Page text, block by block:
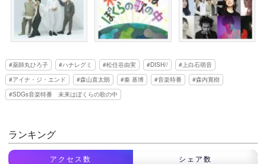
薬師丸ひろ子 ハナレグミ 松任谷由実 DISH//
上白石萌音
アイナ・ジ・エンド
森山直太朗 秦 基博 音楽特番
森内寛樹
SDGs音楽特番 未来はぼくらの歌の中
ランキング
アクセス数 シェア数